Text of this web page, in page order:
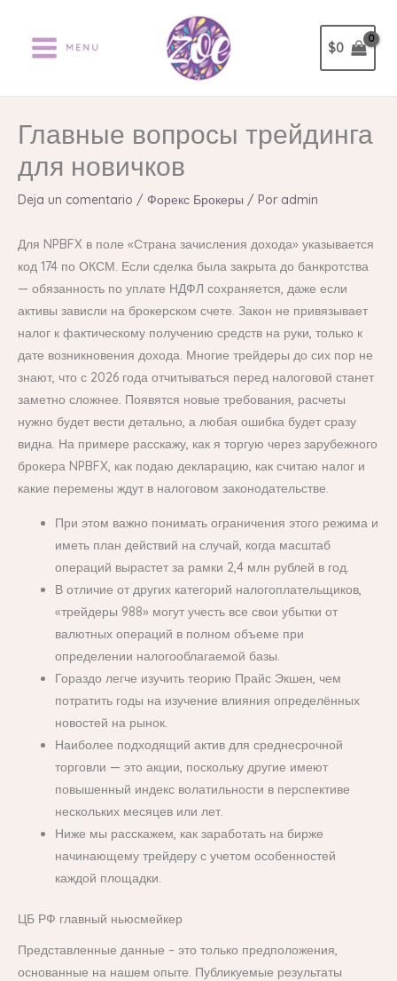
contenido
MENU $0
Главные вопросы трейдинга
для новичков
Deja un comentario / Форекс Брокеры / Por admin
Для NPBFX в поле «Страна зачисления дохода» указывается
код 174 по ОКСМ. Если сделка была закрыта до банкротства
— обязанность по уплате НДФЛ сохраняется, даже если
активы зависли на брокерском счете. Закон не привязывает
налог к фактическому получению средств на руки, только к
дате возникновения дохода. Многие трейдеры до сих пор не
знают, что с 2026 года отчитываться перед налоговой станет
заметно сложнее. Появятся новые требования, расчеты
нужно будет вести детально, а любая ошибка будет сразу
видна. На примере расскажу, как я торгую через зарубежного
брокера NPBFX, как подаю декларацию, как считаю налог и
какие перемены ждут в налоговом законодательстве.
При этом важно понимать ограничения этого режима и
иметь план действий на случай, когда масштаб
операций вырастет за рамки 2,4 млн рублей в год.
В отличие от других категорий налогоплательщиков,
«трейдеры 988» могут учесть все свои убытки от
валютных операций в полном объеме при
определении налогооблагаемой базы.
Гораздо легче изучить теорию Прайс Экшен, чем
потратить годы на изучение влияния определённых
новостей на рынок.
Наиболее подходящий актив для среднесрочной
торговли — это акции, поскольку другие имеют
повышенный индекс волатильности в перспективе
нескольких месяцев или лет.
Ниже мы расскажем, как заработать на бирже
начинающему трейдеру с учетом особенностей
каждой площадки.
ЦБ РФ главный ньюсмейкер
Представленные данные – это только предположения,
основанные на нашем опыте. Публикуемые результаты